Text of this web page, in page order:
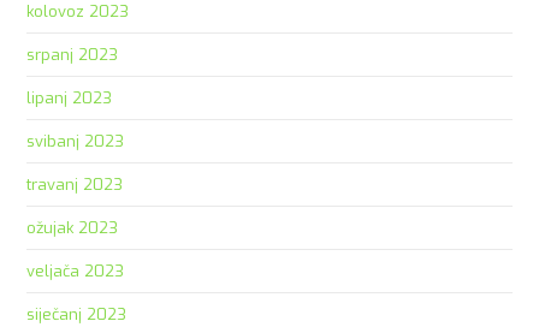
kolovoz 2023
srpanj 2023
lipanj 2023
svibanj 2023
travanj 2023
ožujak 2023
veljača 2023
siječanj 2023